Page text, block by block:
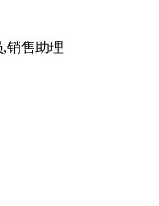
销售助理